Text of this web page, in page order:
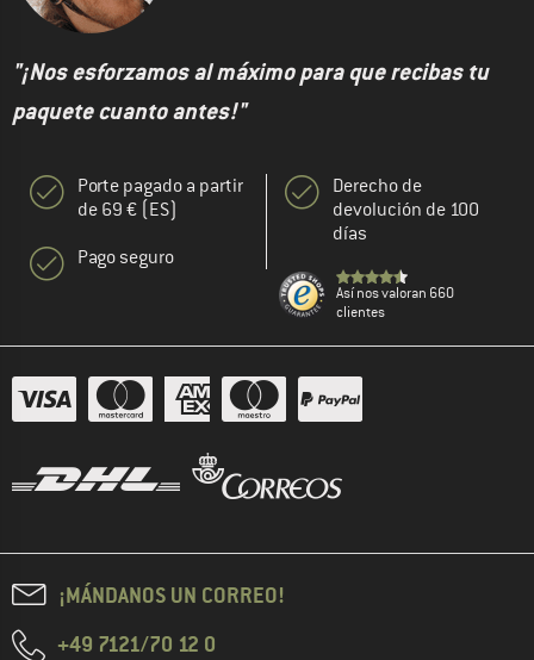
"¡Nos esforzamos al máximo para que recibas tu
paquete cuanto antes!"
Porte pagado a partir
de 69 € (ES)
Pago seguro
Derecho de
devolución de 100
días
Así nos valoran 660
clientes
¡MÁNDANOS UN CORREO!
+49 7121/70 12 0